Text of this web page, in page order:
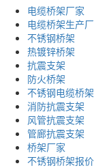
电缆桥架厂家
电缆桥架生产
不锈钢桥架
热镀锌桥架
抗震支架
防火桥架
不锈钢电缆桥架
消防抗震支架
风管抗震支架
管廊抗震支架
桥架厂家
不锈钢桥架报价